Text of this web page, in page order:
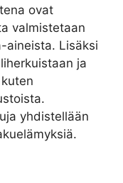
ovat
valmistetaan
aineista. Lisäksi
ja
yhdistellään